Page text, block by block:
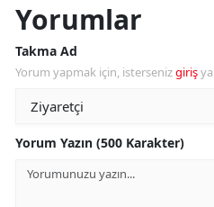
Yorumlar
Takma Ad
Yorum yapmak için, istersenizgiriş
Yorum Yazın (500 Karakter)